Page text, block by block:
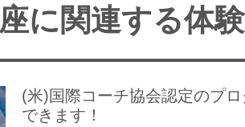
に関連する体
(米)国際コーチ協会認定のプ
できます！